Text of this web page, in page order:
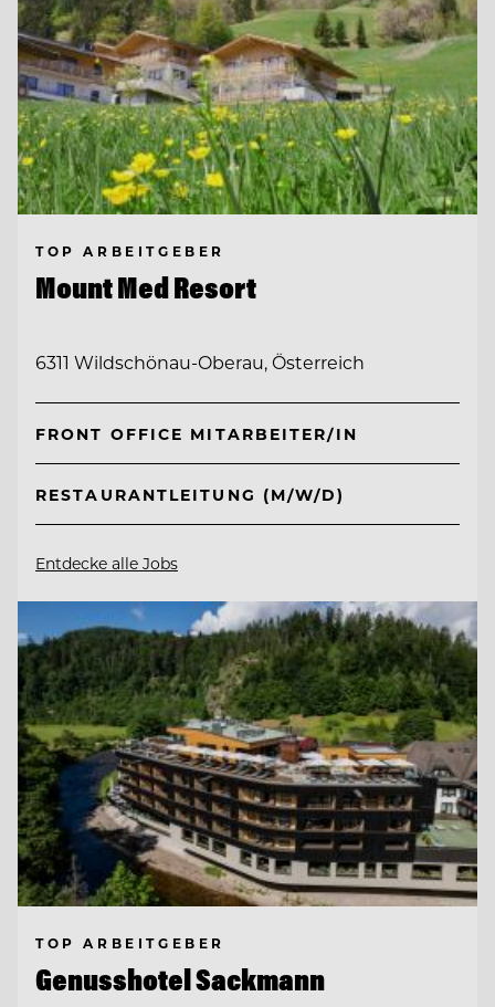
TOP ARBEITGEBER
Mount Med Resort
6311 Wildschönau-Oberau, Österreich
FRONT OFFICE MITARBEITER/IN
RESTAURANTLEITUNG (M/W/D)
Entdecke alle Jobs
TOP ARBEITGEBER
Genusshotel Sackmann